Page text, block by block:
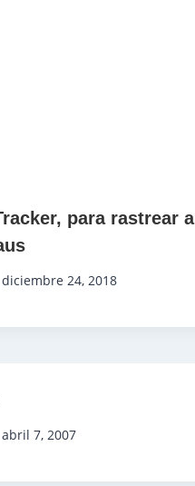
para rastrear a
diciembre 24, 2018
abril 7, 2007